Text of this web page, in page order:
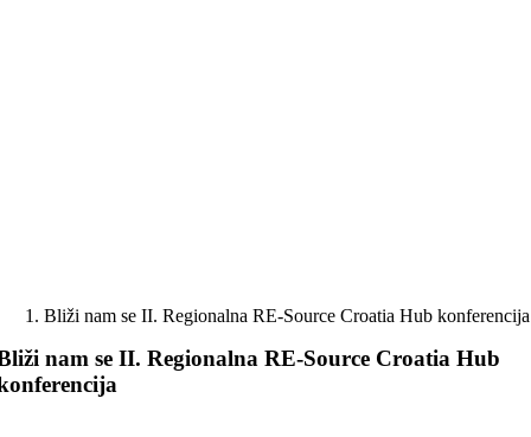
Bliži nam se II. Regionalna RE-Source Croatia Hub konferencija
nam se II. Regionalna RE-Source Croatia Hub